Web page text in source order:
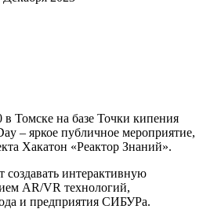
в Томске на базе Точки кипения
– яркое публичное мероприятие,
Хакатон «Реактор Знаний».
создавать интерактивную
AR/VR технологий,
и предприятия СИБУРа.